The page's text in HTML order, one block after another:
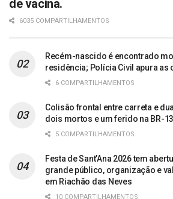
de vacina.
6035 COMPARTILHAMENTOS
Recém-nascido é encontrado
residência; Polícia Civil apura as
6 COMPARTILHAMENTOS
Colisão frontal entre carreta e
dois mortos e um ferido na BR-
5 COMPARTILHAMENTOS
Festa de Sant’Ana 2026 tem
grande público, organização e
em Riachão das Neves
10 COMPARTILHAMENTOS